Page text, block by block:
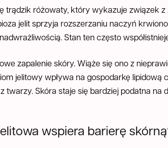
trądzik różowaty, który wykazuje związek
jelit sprzyja rozszerzaniu naczyń
Stan ten często
zapalenie skóry. Wiąże się ono z
jelitowy wpływa na gospodarkę lipidową
twarzy. Skóra staje się bardziej podatna na
wspiera barierę